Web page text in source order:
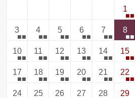
1
3 4 5 6 7 8
10 11 12 13 14 15
17 18 19 20 21 22
24 25 26 27 28 29